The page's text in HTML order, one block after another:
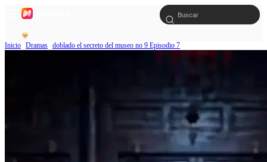
Inicio Dramas doblado el secreto del museo no 9 Episodio 7